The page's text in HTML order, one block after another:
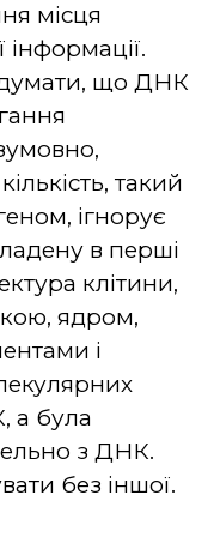
місця
інформації.
думати, що ДНК
такий
ігнорує
в перші
клітини,
ядром,
і
а була
з ДНК.
без іншої.